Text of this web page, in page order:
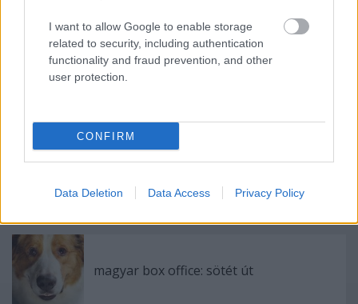
I want to allow Google to enable storage
related to security, including authentication
functionality and fraud prevention, and other
user protection.
CONFIRM
Data Deletion Data Access Privacy Policy
Ajánlott bejegyzések:
magyar box office: játékháború
magyar box office: sötét út